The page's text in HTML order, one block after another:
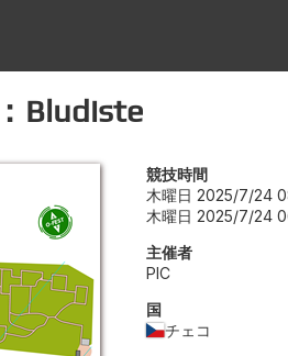
Bludiste
競技時間
木曜日 2025/7/24
木曜日 2025/7/24
主催者
PIC
国
チェコ